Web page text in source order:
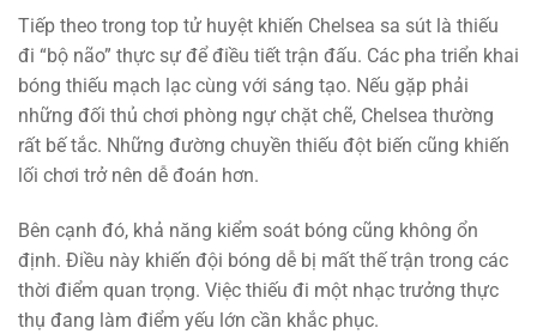
Tiếp theo trong top tử huyệt khiến Chelsea sa sút là thiếu
đi “bộ não” thực sự để điều tiết trận đấu. Các pha triển khai
bóng thiếu mạch lạc cùng với sáng tạo. Nếu gặp phải
những đối thủ chơi phòng ngự chặt chẽ, Chelsea thường
rất bế tắc. Những đường chuyền thiếu đột biến cũng khiến
lối chơi trở nên dễ đoán hơn.
Bên cạnh đó, khả năng kiểm soát bóng cũng không ổn
định. Điều này khiến đội bóng dễ bị mất thế trận trong các
thời điểm quan trọng. Việc thiếu đi một nhạc trưởng thực
thụ đang làm điểm yếu lớn cần khắc phục.